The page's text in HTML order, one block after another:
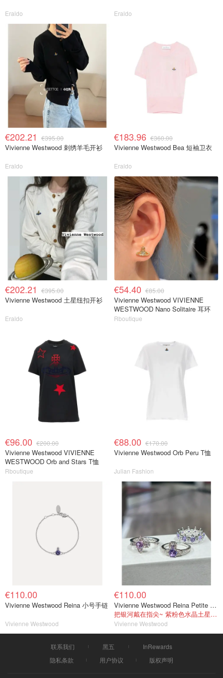
Eraldo Eraldo
€202.21 €395.00
Vivienne Westwood 刺绣羊毛开衫
Eraldo
€183.96 €360.00
Vivienne Westwood Bea 短袖卫衣
Eraldo
€202.21 €395.00
Vivienne Westwood 土星纽扣开衫
Eraldo
€54.40 €85.00
Vivienne Westwood VIVIENNE
WESTWOOD Nano Solitaire 耳环
Rboutique
€96.00 €200.00
Vivienne Westwood VIVIENNE
WESTWOOD Orb and Stars T恤
Rboutique
€88.00 €170.00
Vivienne Westwood Orb Peru T恤
Julian Fashion
€110.00
Vivienne Westwood Reina 小号手链
Vivienne Westwood
€110.00
Vivienne Westwood Reina Petite 戒指
把银河戴在指尖~ 紫粉色水晶土星真的太仙了
Vivienne Westwood
联系我们 黑五
InRewards
隐私条款
用户协议 版权声明